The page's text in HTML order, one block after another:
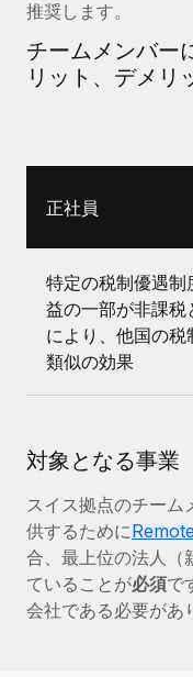
推奨します。
チームメンバー
リット、デメリ
正社員
特定の税制優遇制
益の一部が非課税
により、他国の税
類似の効果
対象となる事業
スイス拠点のチーム
供するために
合、最上位の法人（
ていることが必須で
会社である必要があ